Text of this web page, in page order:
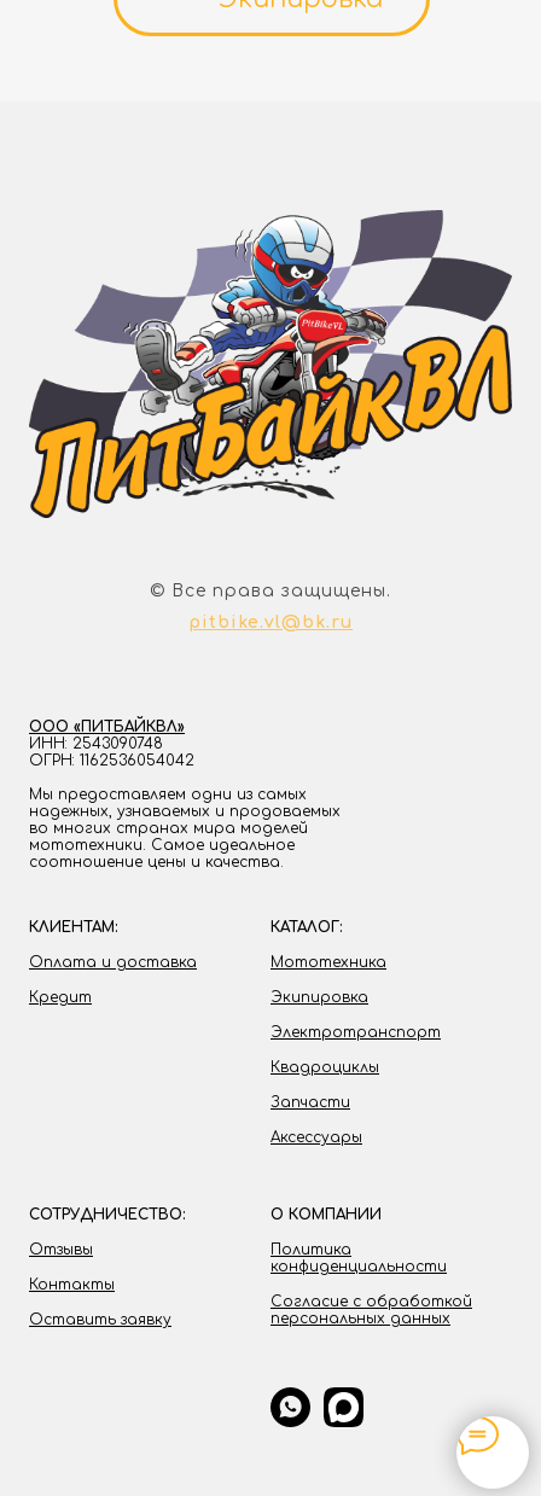
© Все права защищены.
pitbike.vl@bk.ru
ООО «ПИТБАЙКВЛ»
ИНН: 2543090748
ОГРН: 1162536054042
Мы предоставляем одни из самых
надежных, узнаваемых и продоваемых
во многих странах мира моделей
мототехники. Самое идеальное
соотношение цены и качества.
КЛИЕНТАМ:
Оплата и доставка
Кредит
КАТАЛОГ:
Мототехника
Экипировка
Электротранспорт
Квадроциклы
Запчасти
Аксессуары
СОТРУДНИЧЕСТВО:
Отзывы
Контакты
Оставить заявку
О КОМПАНИИ
Политика
конфиденциальности
Согласие с обработкой
персональных данных